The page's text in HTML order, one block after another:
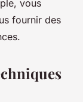
vous
fournir des